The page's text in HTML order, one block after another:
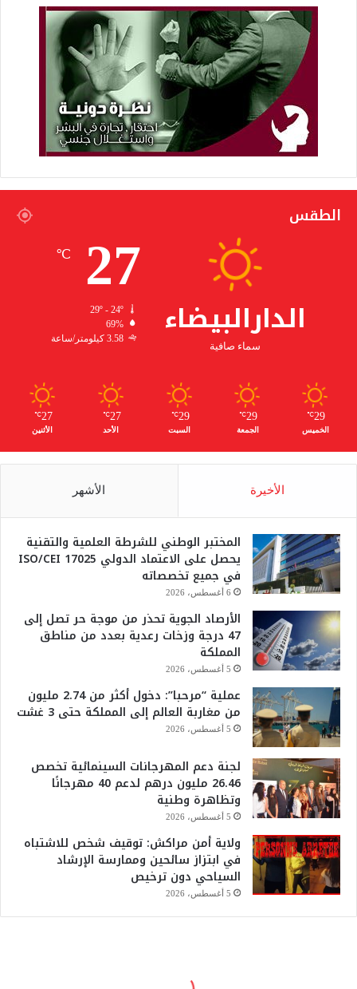
الطقس
الدارالبيضاء
سماء صافية
27
℃
69%
3.58 كيلومتر/ساعة
29
℃
الخميس
29
℃
الجمعة
29
℃
السبت
27
℃
الأحد
27
℃
الأثنين
الأخيرة الأشهر
المختبر الوطني للشرطة العلمية والتقنية
يحصل على الاعتماد الدولي ISO/CEI 17025
في جميع تخصصاته
6 أغسطس، 2026
الأرصاد الجوية تحذر من موجة حر تصل إلى
47 درجة وزخات رعدية بعدد من مناطق
المملكة
5 أغسطس، 2026
عملية “مرحبا”: دخول أكثر من 2.74 مليون
من مغاربة العالم إلى المملكة حتى 3 غشت
5 أغسطس، 2026
لجنة دعم المهرجانات السينمائية تخصص
26.46 مليون درهم لدعم 40 مهرجانًا
وتظاهرة وطنية
5 أغسطس، 2026
ولاية أمن مراكش: توقيف شخص للاشتباه
في ابتزاز سائحين وممارسة الإرشاد
السياحي دون ترخيص
5 أغسطس، 2026